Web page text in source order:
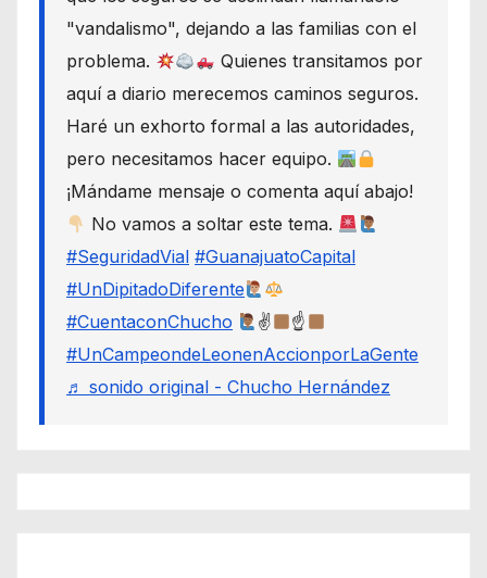
"vandalismo", dejando a las familias con el
problema.
Quienes transitamos por
aquí a diario merecemos caminos seguros.
Haré un exhorto formal a las autoridades,
pero necesitamos hacer equipo.
¡Mándame mensaje o comenta aquí abajo!
No vamos a soltar este tema.
#SeguridadVial #GuanajuatoCapital
#UnDipitadoDiferente
#CuentaconChucho
✌
☝
#UnCampeondeLeonenAccionporLaGente
♬ sonido original - Chucho Hernández